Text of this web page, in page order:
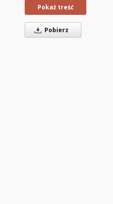
Pokaż treść
Pobierz